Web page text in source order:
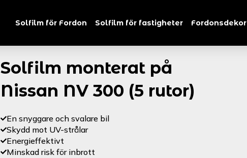
Solfilm för Fordon Solfilm för fastigheter Fordonsdekor
Solfilm monterat på
Nissan NV 300 (5 rutor)
En snyggare och svalare bil
Skydd mot UV-strålar
Energieffektivt
Minskad risk för inbrott